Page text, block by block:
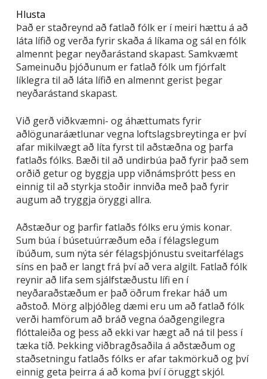
Hlusta
Það er staðreynd að fatlað fólk er í meiri hættu á að
láta lífið og verða fyrir skaða á líkama og sál en fólk
almennt þegar neyðarástand skapast. Samkvæmt
Sameinuðu þjóðunum er fatlað fólk um fjórfalt
líklegra til að láta lífið en almennt gerist þegar
neyðarástand skapast.
Við gerð viðkvæmni- og áhættumats fyrir
aðlögunaráætlunar vegna loftslagsbreytinga er því
afar mikilvægt að líta fyrst til aðstæðna og þarfa
fatlaðs fólks. Bæði til að undirbúa það fyrir það sem
orðið getur og byggja upp viðnámsþrótt þess en
einnig til að styrkja stoðir innviða með það fyrir
augum að tryggja öryggi allra.
Aðstæður og þarfir fatlaðs fólks eru ýmis konar.
Sum búa í búsetuúrræðum eða í félagslegum
íbúðum, sum nýta sér félagsþjónustu sveitarfélags
síns en það er langt frá því að vera algilt. Fatlað fólk
reynir að lifa sem sjálfstæðustu lífi en í
neyðaraðstæðum er það öðrum frekar háð um
aðstoð. Mörg alþjóðleg dæmi eru um að fatlað fólk
verði hamförum að bráð vegna óaðgengilegra
flóttaleiða og þess að ekki var hægt að ná til þess í
tæka tíð. Þekking viðbragðsaðila á aðstæðum og
staðsetningu fatlaðs fólks er afar takmörkuð og því
einnig geta þeirra á að koma því í öruggt skjól.